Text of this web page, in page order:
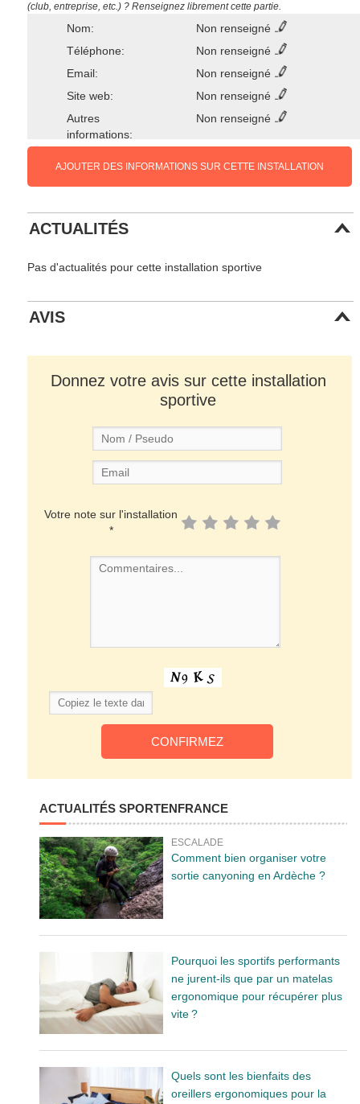
(club, entreprise, etc.) ? Renseignez librement cette partie.
Nom:
Non renseigné
Téléphone:
Non renseigné
Email:
Non renseigné
Site web:
Non renseigné
Autres
informations:
Non renseigné
AJOUTER DES INFORMATIONS SUR CETTE INSTALLATION
ACTUALITÉS
Pas d'actualités pour cette installation sportive
AVIS
Donnez votre avis sur cette installation
sportive
Votre note sur l'installation
*
ACTUALITÉS SPORTENFRANCE
ESCALADE
Comment bien organiser votre
sortie canyoning en Ardèche ?
Pourquoi les sportifs performants
ne jurent-ils que par un matelas
ergonomique pour récupérer plus
vite ?
Quels sont les bienfaits des
oreillers ergonomiques pour la